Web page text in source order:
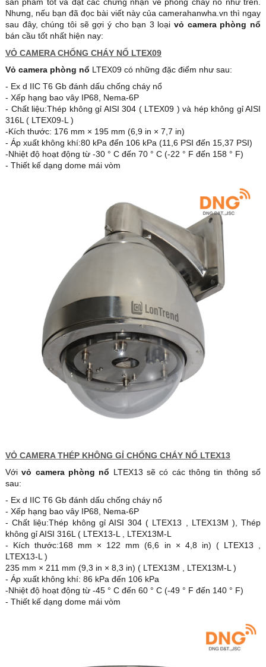
Nhưng, nếu bạn đã đọc bài viết này của camerahanwha.vn thì ngay
sau đây, chúng tôi sẽ gợi ý cho bạn 3 loại vỏ camera phòng nổ
bán cầu tốt nhất hiện nay:
VỎ CAMERA CHỐNG CHÁY NỔ LTEX09
Vỏ camera phòng nổ LTEX09 có những đặc điểm như sau:
- Ex d IIC T6 Gb đánh dấu chống cháy nổ
- Xếp hạng bao vây IP68, Nema-6P
- Chất liệu:Thép không gỉ AISI 304 ( LTEX09 ) và hép không gỉ AISI
316L ( LTEX09-L )
-Kích thước: 176 mm × 195 mm (6,9 in × 7,7 in)
- Áp xuất không khí:80 kPa đến 106 kPa (11,6 PSI đến 15,37 PSI)
-Nhiệt độ hoạt động từ -30 ° C đến 70 ° C (-22 ° F đến 158 ° F)
- Thiết kế dạng dome mái vòm
VỎ CAMERA THÉP KHÔNG GỈ CHỐNG CHÁY NỔ LTEX13
Vớivỏ camera phòng nổ LTEX13 sẽ có các thông tin thông số
sau:
- Ex d IIC T6 Gb đánh dấu chống cháy nổ
- Xếp hạng bao vây IP68, Nema-6P
- Chất liệu:Thép không gỉ AISI 304 ( LTEX13 , LTEX13M ), Thép
không gỉ AISI 316L ( LTEX13-L , LTEX13M-L
- Kích thước:168 mm × 122 mm (6,6 in × 4,8 in) ( LTEX13 ,
LTEX13-L )
235 mm × 211 mm (9,3 in × 8,3 in) ( LTEX13M , LTEX13M-L )
- Áp xuất không khí: 86 kPa đến 106 kPa
-Nhiệt độ hoạt động từ -45 ° C đến 60 ° C (-49 ° F đến 140 ° F)
- Thiết kế dạng dome mái vòm